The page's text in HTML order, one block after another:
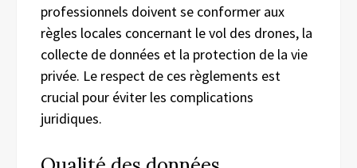
professionnels doivent se conformer aux
règles locales concernant le vol des drones, la
collecte de données et la protection de la vie
privée. Le respect de ces règlements est
crucial pour éviter les complications
juridiques.